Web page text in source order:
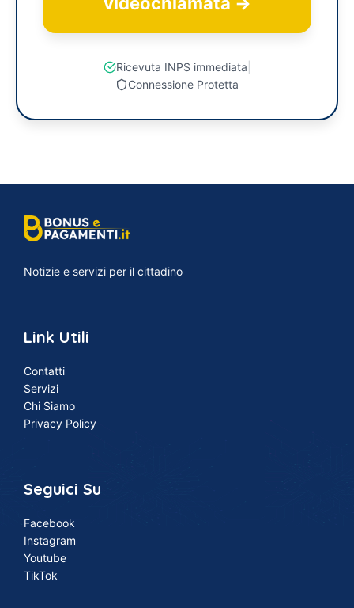
Ricevuta INPS immediata
Connessione Protetta
Notizie e servizi per il cittadino
Link Utili
Contatti
Servizi
Chi Siamo
Privacy Policy
Seguici Su
Facebook
Instagram
Youtube
TikTok